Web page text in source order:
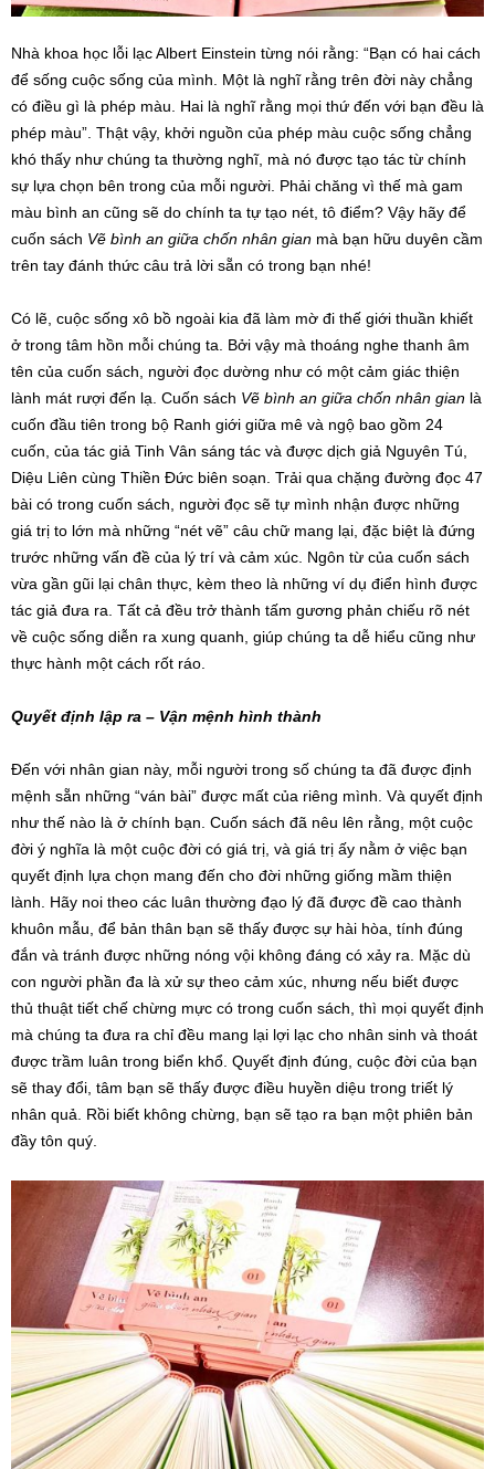
Nhà khoa học lỗi lạc Albert Einstein từng nói rằng: “Bạn có hai cách
để sống cuộc sống của mình. Một là nghĩ rằng trên đời này chẳng
có điều gì là phép màu. Hai là nghĩ rằng mọi thứ đến với bạn đều là
phép màu”. Thật vậy, khởi nguồn của phép màu cuộc sống chẳng
khó thấy như chúng ta thường nghĩ, mà nó được tạo tác từ chính
sự lựa chọn bên trong của mỗi người. Phải chăng vì thế mà gam
màu bình an cũng sẽ do chính ta tự tạo nét, tô điểm? Vậy hãy để
cuốn sách Vẽ bình an giữa chốn nhân gian mà bạn hữu duyên cầm
trên tay đánh thức câu trả lời sẵn có trong bạn nhé!
Có lẽ, cuộc sống xô bồ ngoài kia đã làm mờ đi thế giới thuần khiết
ở trong tâm hồn mỗi chúng ta. Bởi vậy mà thoáng nghe thanh âm
tên của cuốn sách, người đọc dường như có một cảm giác thiện
lành mát rượi đến lạ. Cuốn sách Vẽ bình an giữa chốn nhân gian là
cuốn đầu tiên trong bộ Ranh giới giữa mê và ngộ bao gồm 24
cuốn, của tác giả Tinh Vân sáng tác và được dịch giả Nguyên Tú,
Diệu Liên cùng Thiền Đức biên soạn. Trải qua chặng đường đọc 47
bài có trong cuốn sách, người đọc sẽ tự mình nhận được những
giá trị to lớn mà những “nét vẽ” câu chữ mang lại, đặc biệt là đứng
trước những vấn đề của lý trí và cảm xúc. Ngôn từ của cuốn sách
vừa gần gũi lại chân thực, kèm theo là những ví dụ điển hình được
tác giả đưa ra. Tất cả đều trở thành tấm gương phản chiếu rõ nét
về cuộc sống diễn ra xung quanh, giúp chúng ta dễ hiểu cũng như
thực hành một cách rốt ráo.
Quyết định lập ra – Vận mệnh hình thành
Đến với nhân gian này, mỗi người trong số chúng ta đã được định
mệnh sẵn những “ván bài” được mất của riêng mình. Và quyết định
như thế nào là ở chính bạn. Cuốn sách đã nêu lên rằng, một cuộc
đời ý nghĩa là một cuộc đời có giá trị, và giá trị ấy nằm ở việc bạn
quyết định lựa chọn mang đến cho đời những giống mầm thiện
lành. Hãy noi theo các luân thường đạo lý đã được đề cao thành
khuôn mẫu, để bản thân bạn sẽ thấy được sự hài hòa, tính đúng
đắn và tránh được những nóng vội không đáng có xảy ra. Mặc dù
con người phần đa là xử sự theo cảm xúc, nhưng nếu biết được
thủ thuật tiết chế chừng mực có trong cuốn sách, thì mọi quyết định
mà chúng ta đưa ra chỉ đều mang lại lợi lạc cho nhân sinh và thoát
được trầm luân trong biển khổ. Quyết định đúng, cuộc đời của bạn
sẽ thay đổi, tâm bạn sẽ thấy được điều huyền diệu trong triết lý
nhân quả. Rồi biết không chừng, bạn sẽ tạo ra bạn một phiên bản
đầy tôn quý.